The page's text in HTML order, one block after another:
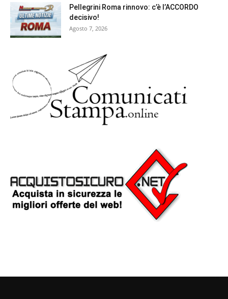
Pellegrini Roma rinnovo: c’è l’ACCORDO
decisivo!
Agosto 7, 2026